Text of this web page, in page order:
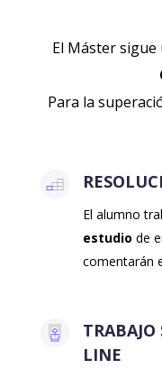
El Máster sigue
Para la
El alumno
estudio de
comentarán
LINE